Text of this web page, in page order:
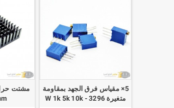
5× مقياس فرق الجهد بمقاومة
متغيرة 3296 W 1k 5k 10k -